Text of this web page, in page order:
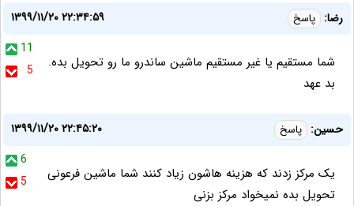
رضا: پاسخ
۱۳۹۹/۱۱/۲۰ ۲۲:۳۴:۵۹
11
5
شما مستقیم یا غیر مستقیم ماشین ساندرو ما رو تحویل بده.
بد عهد
حسین: پاسخ
۱۳۹۹/۱۱/۲۰ ۲۲:۴۵:۲۰
6
5
یک مرکز زدند که هزینه هاشون زیاد کنند شما ماشین فرعونی
تحویل بده نمیخواد مرکز بزنی